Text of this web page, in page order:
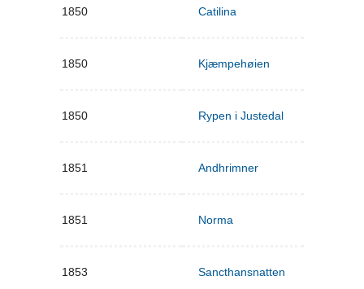
1850 Catilina
1850 Kjæmpehøien
1850 Rypen i Justedal
1851 Andhrimner
1851 Norma
1853 Sancthansnatten